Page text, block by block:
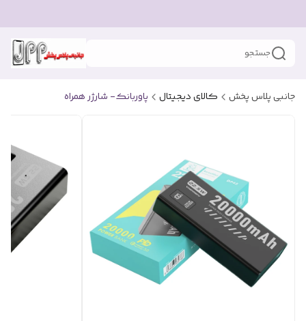
جستجو
جانبی پلاس پخش کالای دیجیتال پاوربانک- شارژر همراه